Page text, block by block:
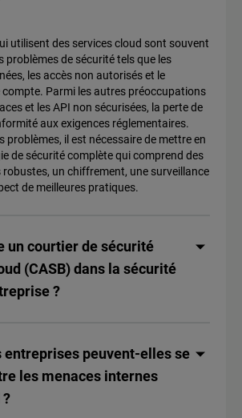
utilisent des services cloud sont souvent
problèmes de sécurité tels que les
les accès non autorisés et le
Parmi les autres préoccupations
et les API non sécurisées, la perte de
aux exigences réglementaires.
problèmes, il est nécessaire de mettre en
de sécurité complète qui comprend des
un chiffrement, une surveillance
de meilleures pratiques.
un courtier de sécurité
(CASB) dans la sécurité
?
entreprises peuvent-elles se
les menaces internes